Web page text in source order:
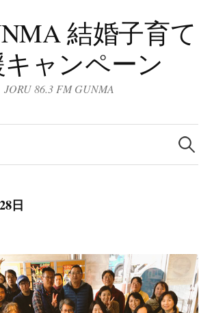
結婚子育て
ャンペーン
JORU 86.3 FM GUNMA
検
索:
日